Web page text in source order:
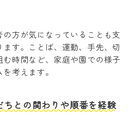
方が気になっていることも支
す。ことば、運動、手先、切
む時間など、家庭や園での様子
考えます。
ちとの関わりや順番を経験